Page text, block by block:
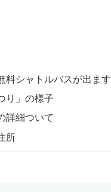
料シャトルバスが出ます
り」の様子
詳細ついて
所